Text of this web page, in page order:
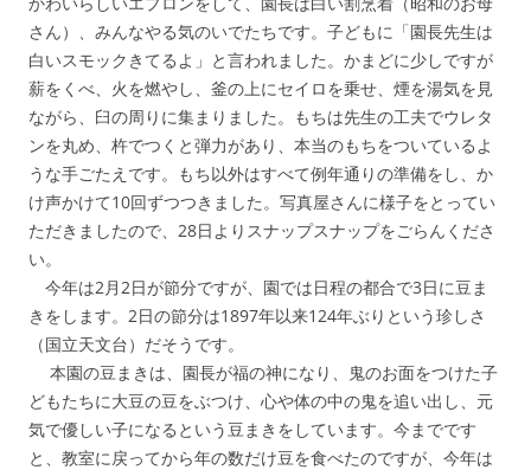
さん）、みんなやる気のいでたちです。子どもに「園長先生は
白いスモックきてるよ」と言われました。かまどに少しですが
薪をくべ、火を燃やし、釜の上にセイロを乗せ、煙を湯気を見
ながら、臼の周りに集まりました。もちは先生の工夫でウレタ
ンを丸め、杵でつくと弾力があり、本当のもちをついているよ
うな手ごたえです。もち以外はすべて例年通りの準備をし、か
け声かけて10回ずつつきました。写真屋さんに様子をとってい
ただきましたので、28日よりスナップスナップをごらんくださ
い。
今年は2月2日が節分ですが、園では日程の都合で3日に豆ま
きをします。2日の節分は1897年以来124年ぶりという珍しさ
（国立天文台）だそうです。
本園の豆まきは、園長が福の神になり、鬼のお面をつけた子
どもたちに大豆の豆をぶつけ、心や体の中の鬼を追い出し、元
気で優しい子になるという豆まきをしています。今までです
と、教室に戻ってから年の数だけ豆を食べたのですが、今年は